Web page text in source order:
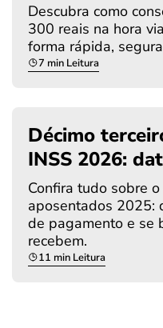
Descubra como
300 reais na hora
forma rápida,
7 min Leitura
Décimo
INSS 2026:
Confira tudo sobre
aposentados 2025:
de pagamento e se
recebem.
11 min Leitura